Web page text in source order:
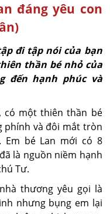
đáng yêu con
đi tập nói của bạn
thần bé nhỏ của
đến hạnh phúc và
có một thiên thần bé
phính và đôi mắt tròn
Em bé Lan mới có 8
là nguồn niềm hạnh
Tư.
thương yêu gọi là
nhưng bụng em lại